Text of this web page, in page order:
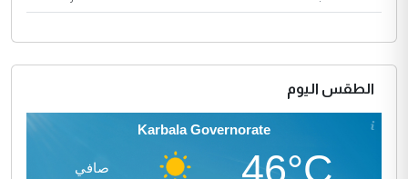
الطقس اليوم
Karbala Governorate
46°C صافي